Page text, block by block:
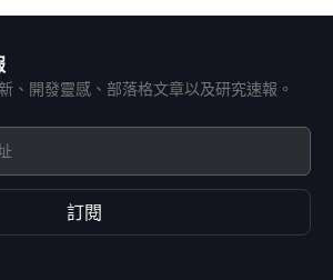
、開發靈感、部落格文章以及研究速報。
訂閱